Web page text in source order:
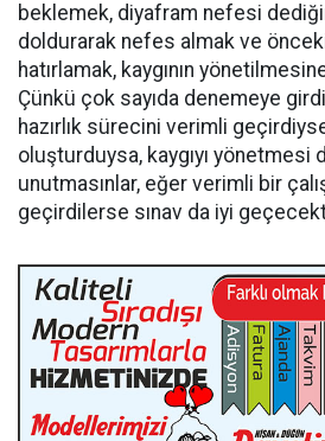
beklemek, diyafram nefesi
doldurarak nefes almak ve
hatırlamak, kaygının
Çünkü çok sayıda denemeye
hazırlık sürecini verimli
oluşturduysa, kaygıyı yönetmesi
unutmasınlar, eğer verimli bir
geçirdilerse sınav da iyi